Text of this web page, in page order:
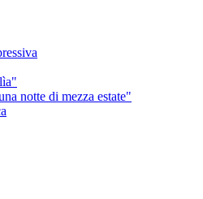
notte di mezza estate"